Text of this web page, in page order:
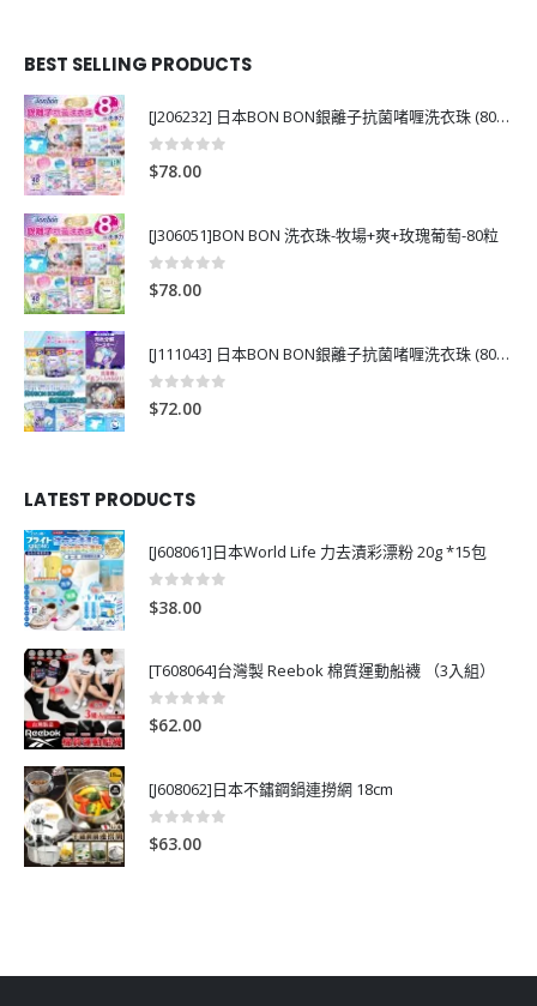
BEST SELLING PRODUCTS
[J206232] 日本BON BON銀離子抗菌啫喱洗衣珠 (80粒)
0out of 5
$78.00
[J306051]BON BON 洗衣珠-牧場+爽+玫瑰葡萄-80粒
0out of 5
$78.00
[J111043] 日本BON BON銀離子抗菌啫喱洗衣珠 (80粒)
0out of 5
$72.00
LATEST PRODUCTS
[J608061]日本World Life 力去漬彩漂粉 20g *15包
0
$38.00
[T608064]台灣製 Reebok 棉質運動船襪 （3入組）
0 out of 5
$62.00
[J608062]日本不鏽鋼鍋連撈網 18cm
0 out of 5
$63.00